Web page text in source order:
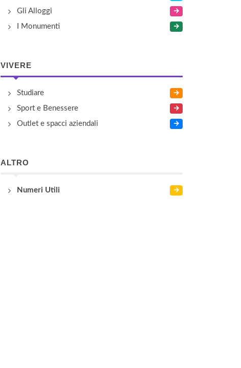
Gli Alloggi
I Monumenti
VIVERE
Studiare
Sport e Benessere
Outlet e spacci aziendali
ALTRO
Numeri Utili